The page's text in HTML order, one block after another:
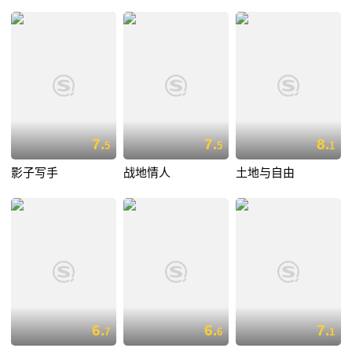
7.5
影子写手
7.5
战地情人
8.1
土地与自由
6.7 6.6 7.1